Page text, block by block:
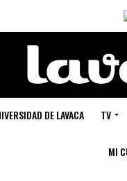
DE LAVACA TV
MI